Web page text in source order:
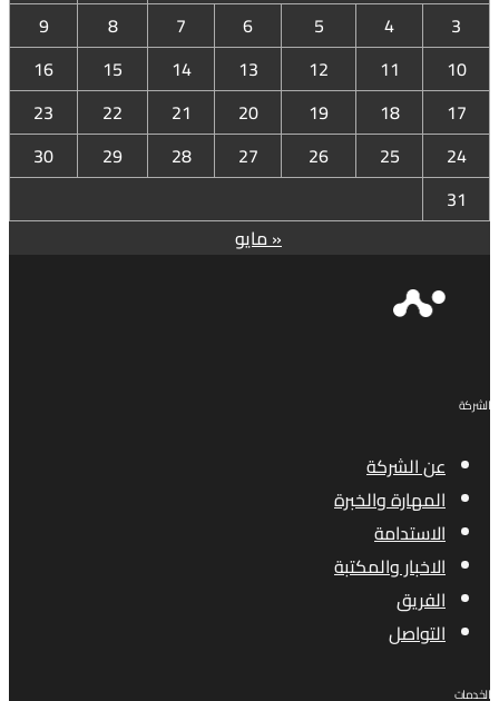
3
4
5
6
7
8
9
10
11
12
13
14
15
16
17
18
19
20
21
22
23
24
25
26
27
28
29
30
31
« مايو
الشركة
عن الشركة
المهارة والخبرة
الاستدامة
الاخبار والمكتبة
الفريق
التواصل
الخدمات